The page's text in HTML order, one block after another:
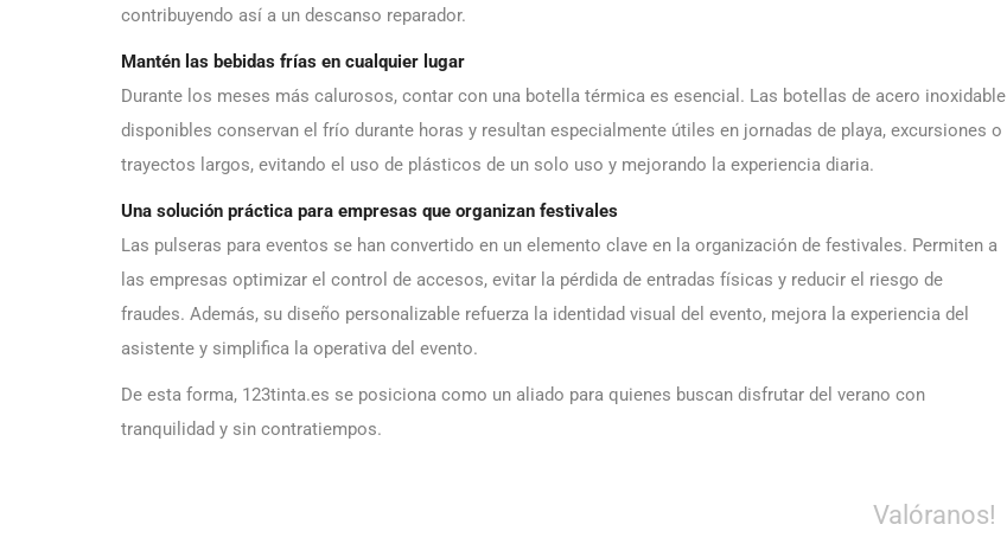
contribuyendo así a un descanso reparador.
Mantén las bebidas frías en cualquier lugar
Durante los meses más calurosos, contar con una botella térmica es esencial. Las botellas de acero inoxidable
disponibles conservan el frío durante horas y resultan especialmente útiles en jornadas de playa, excursiones o
trayectos largos, evitando el uso de plásticos de un solo uso y mejorando la experiencia diaria.
Una solución práctica para empresas que organizan festivales
Las pulseras para eventos se han convertido en un elemento clave en la organización de festivales. Permiten a
las empresas optimizar el control de accesos, evitar la pérdida de entradas físicas y reducir el riesgo de
fraudes. Además, su diseño personalizable refuerza la identidad visual del evento, mejora la experiencia del
asistente y simplifica la operativa del evento.
De esta forma, 123tinta.es se posiciona como un aliado para quienes buscan disfrutar del verano con
tranquilidad y sin contratiempos.
Valóranos!